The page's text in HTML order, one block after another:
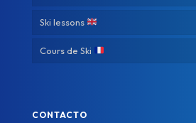
Ski lessons
Cours de Ski
CONTACTO